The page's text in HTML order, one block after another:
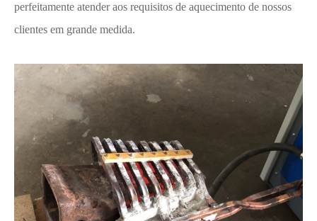
perfeitamente atender aos requisitos de aquecimento de nossos
clientes em grande medida.